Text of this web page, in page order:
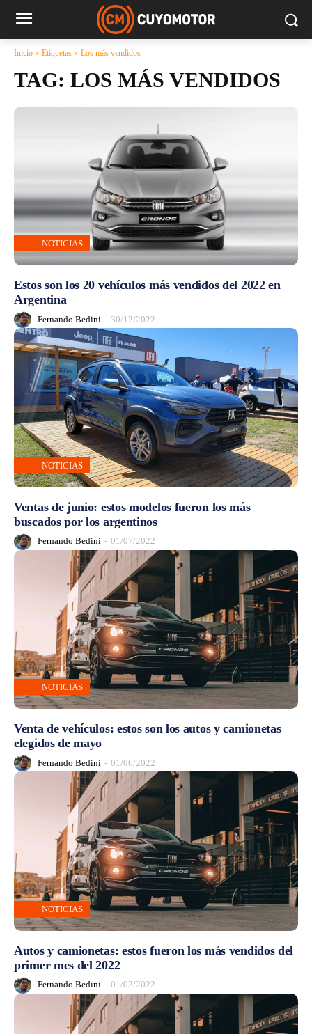
Inicio Etiquetas Los más vendidos
TAG: LOS MÁS VENDIDOS
NOTICIAS
Estos son los 20 vehículos más vendidos del 2022 en
Argentina
Fernando Bedini - 30/12/2022
NOTICIAS
Ventas de junio: estos modelos fueron los más
buscados por los argentinos
Fernando Bedini - 01/07/2022
NOTICIAS
Venta de vehículos: estos son los autos y camionetas
elegidos de mayo
Fernando Bedini - 01/06/2022
NOTICIAS
Autos y camionetas: estos fueron los más vendidos del
primer mes del 2022
Fernando Bedini - 01/02/2022